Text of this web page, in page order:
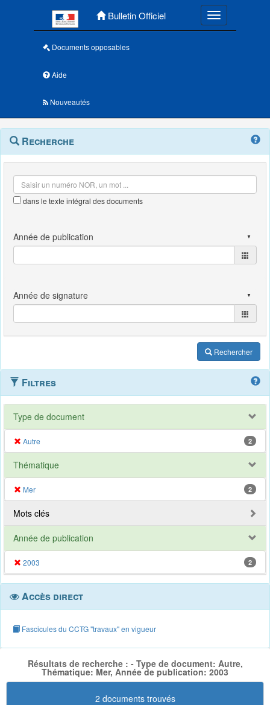
Bulletin Officiel Toggle
Documents opposables
Aide
Nouveautés
Navigation
outils
Menu
contextuel
Recherche
dans le texte intégral des documents
Rechercher
Filtres
Type de document
Autre 2
Thématique
Mer 2
Mots clés
Année de publication
2003 2
Accès direct
Fascicules du CCTG "travaux" en vigueur
Résultats de recherche : - Type de document: Autre,
Thématique: Mer, Année de publication: 2003
2 documents trouvés